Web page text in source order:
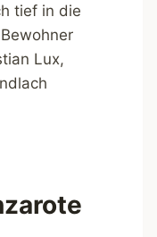
tief in die
Lux,